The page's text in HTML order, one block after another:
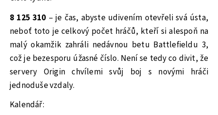
8 125 310 – je čas, abyste udivením otevřeli svá ústa,
neboť toto je celkový počet hráčů, kteří si alespoň na
malý okamžik zahráli nedávnou betu Battlefieldu 3,
což je bezesporu úžasné číslo. Není se tedy co divit, že
servery Origin chvílemi svůj boj s novými hráči
jednoduše vzdaly.
Kalendář: